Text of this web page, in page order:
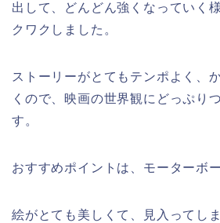
出して、どんどん強くなっていく
クワクしました。
ストーリーがとてもテンポよく、
くので、映画の世界観にどっぷり
す。
おすすめポイントは、モーターボ
絵がとても美しくて、見入ってし